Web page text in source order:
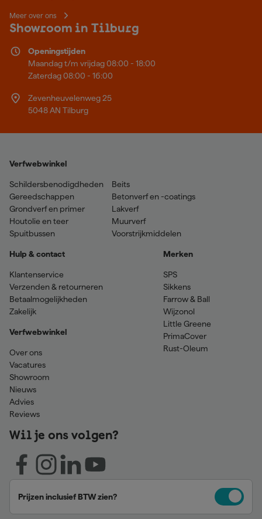
Meer over ons
Showroom in Tilburg
Openingstijden
Maandag t/m vrijdag 08:00 - 18:00
Zaterdag 08:00 - 16:00
Zevenheuvelenweg 25
5048 AN Tilburg
Verfwebwinkel
Schildersbenodigdheden
Gereedschappen
Grondverf en primer
Houtolie en teer
Spuitbussen
Beits
Betonverf en -coatings
Lakverf
Muurverf
Voorstrijkmiddelen
Hulp & contact
Klantenservice
Verzenden & retourneren
Betaalmogelijkheden
Zakelijk
Verfwebwinkel
Over ons
Vacatures
Showroom
Nieuws
Advies
Reviews
Merken
SPS
Sikkens
Farrow & Ball
Wijzonol
Little Greene
PrimaCover
Rust-Oleum
Wil je ons volgen?
Prijzen inclusief BTW zien?